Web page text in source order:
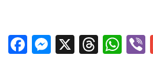
Facebook
Messenger
X